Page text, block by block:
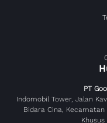
PT
Indomobil Tower, Jalan
Bidara Cina,